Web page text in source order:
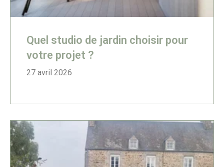
Quel studio de jardin choisir pour
votre projet ?
27 avril 2026